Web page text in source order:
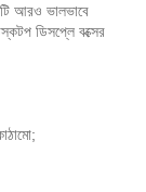
আরও ভালভাবে
ডিসপ্লে বক্সের